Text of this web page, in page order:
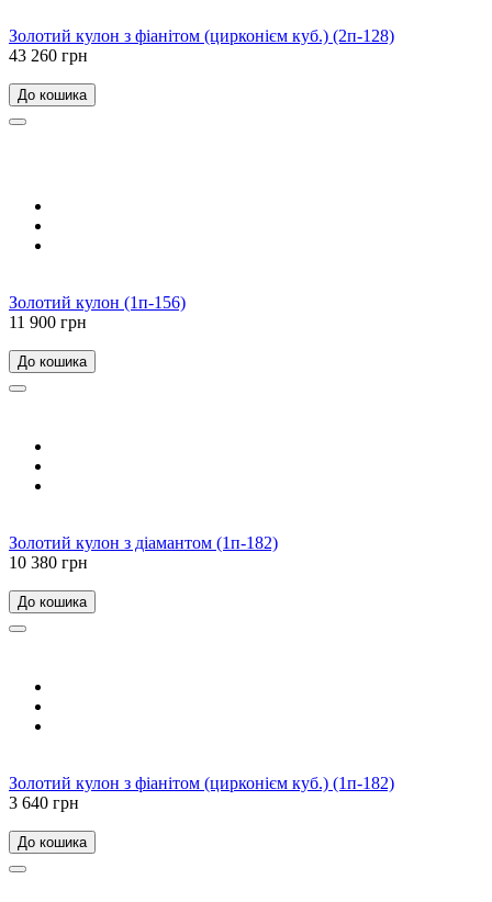
Золотий кулон з фіанітом (цирконієм куб.) (2п-128)
43 260 грн
До кошика
Золотий кулон (1п-156)
11 900 грн
До кошика
Золотий кулон з діамантом (1п-182)
10 380 грн
До кошика
Золотий кулон з фіанітом (цирконієм куб.) (1п-182)
3 640 грн
До кошика